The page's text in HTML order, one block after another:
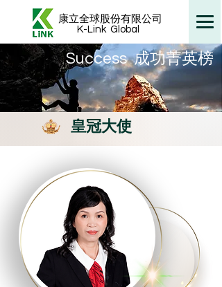
康立全球股份有限公司
K-Link Global
​Success 成功菁英榜
皇冠大使